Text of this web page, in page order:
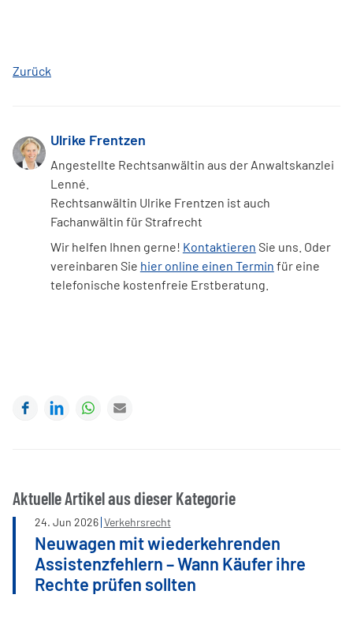
Zurück
Ulrike Frentzen
Angestellte Rechtsanwältin aus der Anwaltskanzlei
Lenné.
Rechtsanwältin Ulrike Frentzen ist auch
Fachanwältin für Strafrecht
Wir helfen Ihnen gerne! Kontaktieren Sie uns. Oder
vereinbaren Sie hier online einen Termin für eine
telefonische kostenfreie Erstberatung.
FacebookLinkedInWhatsApp
Aktuelle Artikel aus dieser Kategorie
24. Jun 2026 Verkehrsrecht
Neuwagen mit wiederkehrenden
Assistenzfehlern – Wann Käufer ihre
Rechte prüfen sollten